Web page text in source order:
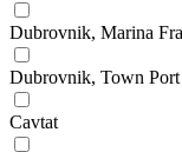
Dubrovnik, Marina
Dubrovnik, Town Port
Cavtat